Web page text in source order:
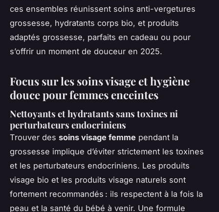
ces ensembles réunissent soins anti-vergetures
grossesse, hydratants corps bio, et produits
adaptés grossesse, parfaits en cadeau ou pour
s’offrir un moment de douceur en 2025.
Focus sur les soins visage et hygiène
douce pour femmes enceintes
Nettoyants et hydratants sans toxines ni
perturbateurs endocriniens
Trouver des soins visage femme pendant la
grossesse implique d’éviter strictement les toxines
et les perturbateurs endocriniens. Les produits
visage bio et les produits visage naturels sont
fortement recommandés : ils respectent à la fois la
peau et la santé du bébé à venir. Une formule